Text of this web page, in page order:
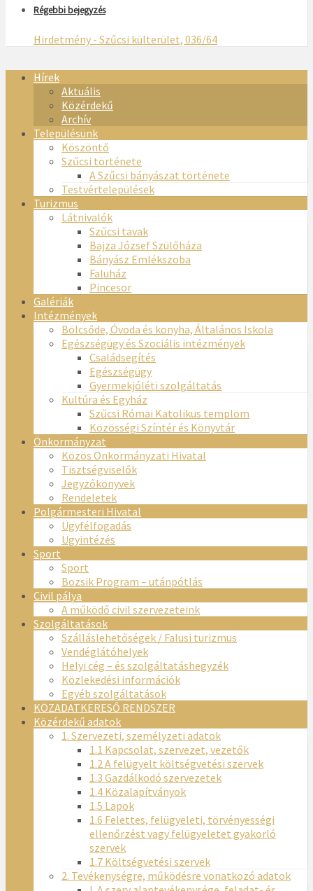
Régebbi bejegyzés
Hirdetmény - Szűcsi külterület, 036/64
Hírek
Aktuális
Közérdekű
Archív
Településünk
Köszöntő
Szűcsi története
A Szűcsi bányászat története
Testvértelepülések
Turizmus
Látnivalók
Szűcsi tavak
Bajza József Szülőháza
Bányász Emlékszoba
Faluház
Pincesor
Galériák
Intézmények
Bölcsőde, Óvoda és konyha, Általános Iskola
Egészségügy és Szociális intézmények
Családsegítés
Egészségügy
Gyermekjóléti szolgáltatás
Kultúra és Egyház
Szűcsi Római Katolikus templom
Közösségi Színtér és Könyvtár
Önkormányzat
Közös Önkormányzati Hivatal
Tisztségviselők
Jegyzőkönyvek
Rendeletek
Polgármesteri Hivatal
Ügyfélfogadás
Ügyintézés
Sport
Sport
Bozsik Program – utánpótlás
Civil pálya
A működő civil szervezeteink
Szolgáltatások
Szálláslehetőségek / Falusi turizmus
Vendéglátóhelyek
Helyi cég – és szolgáltatáshegyzék
Közlekedési információk
Egyéb szolgáltatások
KÖZADATKERESŐ RENDSZER
Közérdekű adatok
1. Szervezeti, személyzeti adatok
1.1 Kapcsolat, szervezet, vezetők
1.2 A felügyelt költségvetési szervek
1.3 Gazdálkodó szervezetek
1.4 Közalapítványok
1.5 Lapok
1.6 Felettes, felügyeleti, törvényességi
ellenőrzést vagy felügyeletet gyakorló
szervek
1.7 Költségvetési szervek
2. Tevékenységre, működésre vonatkozó adatok